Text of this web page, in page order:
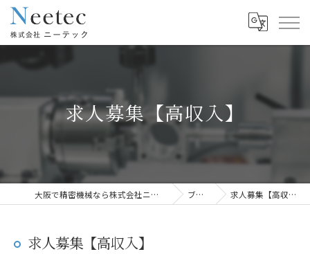
求人募集【高収入】
大阪で精密機械なら株式会社ニーテック ブログ 求人募集【高収入】
求人募集【高収入】